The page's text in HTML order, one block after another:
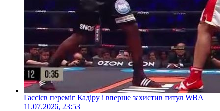
Гассієв переміг Кадіру і вперше захистив титул WBA
11.07.2026, 23:53